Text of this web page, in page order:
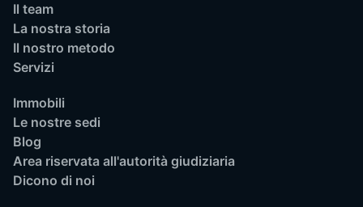
Il team
La nostra storia
Il nostro metodo
Servizi
Immobili
Le nostre sedi
Blog
Area riservata all'autorità giudiziaria
Dicono di noi